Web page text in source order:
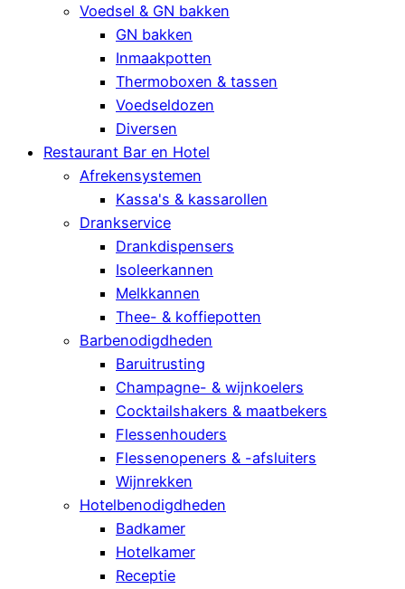
Voedsel & GN bakken
GN bakken
Inmaakpotten
Thermoboxen & tassen
Voedseldozen
Diversen
Restaurant Bar en Hotel
Afrekensystemen
Kassa's & kassarollen
Drankservice
Drankdispensers
Isoleerkannen
Melkkannen
Thee- & koffiepotten
Barbenodigdheden
Baruitrusting
Champagne- & wijnkoelers
Cocktailshakers & maatbekers
Flessenhouders
Flessenopeners & -afsluiters
Wijnrekken
Hotelbenodigdheden
Badkamer
Hotelkamer
Receptie